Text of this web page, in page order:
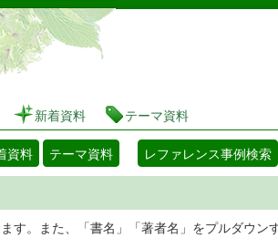
静岡県立図書館 蔵書検索・
新着資料 テーマ資料
資料 テーマ資料 レファレンス事例検索
す。また、「書名」「著者名」をプルダウン